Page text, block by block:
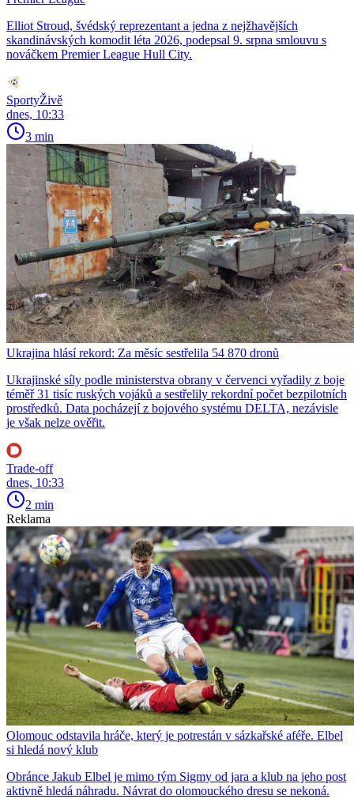
Elliot Stroud, švédský reprezentant a jedna z nejžhavějších
skandinávských komodit léta 2026, podepsal 9. srpna smlouvu s
nováčkem Premier League Hull City.
SportyŽivě
dnes, 10:33
3 min
Ukrajina hlásí rekord: Za měsíc sestřelila 54 870 dronů
Ukrajinské síly podle ministerstva obrany v červenci vyřadily z boje
téměř 31 tisíc ruských vojáků a sestřelily rekordní počet bezpilotních
prostředků. Data pocházejí z bojového systému DELTA, nezávisle
je však nelze ověřit.
Trade-off
dnes, 10:33
2 min
Reklama
Olomouc odstavila hráče, který je potrestán v sázkařské aféře. Elbel
si hledá nový klub
Obránce Jakub Elbel je mimo tým Sigmy od jara a klub na jeho post
aktivně hledá náhradu. Návrat do olomouckého dresu se nekoná.